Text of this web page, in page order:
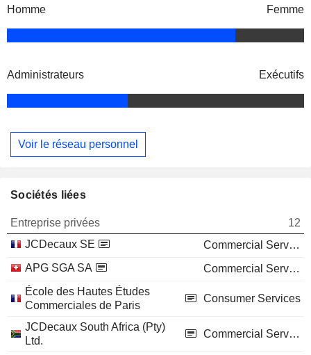
Homme Femme
Administrateurs Exécutifs
Voir le réseau personnel
Sociétés liées
Entreprise privées
12
JCDecaux SE
Commercial Services
APG SGA SA
Commercial Services
École des Hautes Études
Commerciales de Paris
Consumer Services
JCDecaux South Africa (Pty)
Ltd.
Commercial Services